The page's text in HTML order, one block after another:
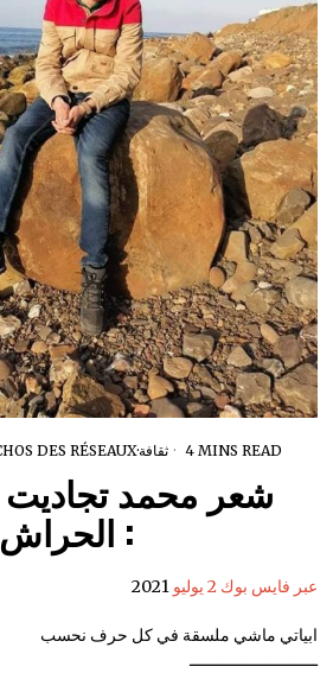
DES RÉSEAUX·ثقافة 4 MINS READ
شعر محمد
الحراش :
عبر فايس بوك 2 يوليو 2021
ابياتي ماشي ملسقة في كل حرف نحسب
ـــــــــــــــــــــــــــ